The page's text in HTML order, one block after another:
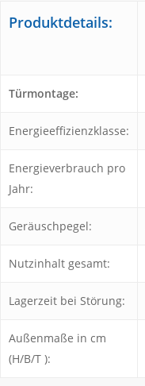
Produktdetails:
Türmontage:
Energieeffizienzklasse:
Energieverbrauch pro
Jahr:
Geräuschpegel:
Nutzinhalt gesamt:
Lagerzeit bei Störung:
Außenmaße in cm
(H/B/T ):